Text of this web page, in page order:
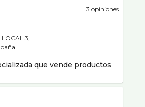
LOCAL 3,
3 opiniones
que vende productos